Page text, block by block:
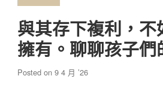
與其存下複利，
擁有。聊聊孩子們
Posted on9 4 月 ’26